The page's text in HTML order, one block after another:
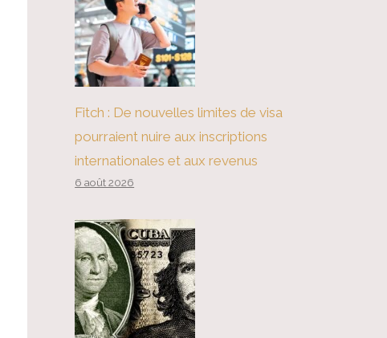
Fitch : De nouvelles limites de visa
pourraient nuire aux inscriptions
internationales et aux revenus
6 août 2026